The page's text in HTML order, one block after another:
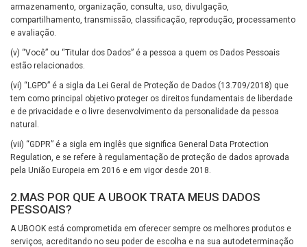
armazenamento, organização, consulta, uso, divulgação,
compartilhamento, transmissão, classificação, reprodução, processamento
e avaliação.
(v) “Você” ou “Titular dos Dados” é a pessoa a quem os Dados Pessoais
estão relacionados.
(vi) “LGPD” é a sigla da Lei Geral de Proteção de Dados (13.709/2018) que
tem como principal objetivo proteger os direitos fundamentais de liberdade
e de privacidade e o livre desenvolvimento da personalidade da pessoa
natural.
(vii) “GDPR” é a sigla em inglês que significa General Data Protection
Regulation, e se refere à regulamentação de proteção de dados aprovada
pela União Europeia em 2016 e em vigor desde 2018.
2.MAS POR QUE A UBOOK TRATA MEUS DADOS
PESSOAIS?
A UBOOK está comprometida em oferecer sempre os melhores produtos e
serviços, acreditando no seu poder de escolha e na sua autodeterminação